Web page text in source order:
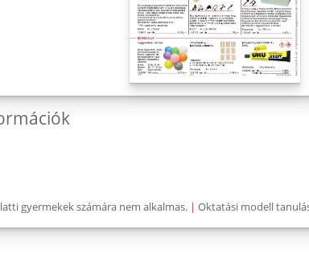
gyermekek számára nem alkalmas. | Oktatási modell